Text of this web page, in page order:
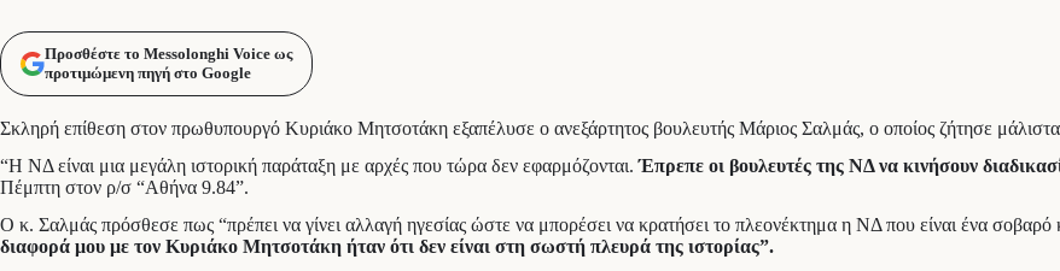
Προσθέστε το Messolonghi Voice ως
προτιμώμενη πηγή στο Google
Σκληρή επίθεση στον πρωθυπουργό Κυριάκο Μητσοτάκη εξαπέλυσε ο ανεξάρτητος βουλευτής Μάριος Σαλμάς, ο οποίος ζήτησε μάλιστα
“Η ΝΔ είναι μια μεγάλη ιστορική παράταξη με αρχές που τώρα δεν εφαρμόζονται.Έπρεπε οι βουλευτές της ΝΔ να κινήσουν
Πέμπτη στον ρ/σ “Αθήνα 9.84”.
Ο κ. Σαλμάς πρόσθεσε πως “πρέπει να γίνει αλλαγή ηγεσίας ώστε να μπορέσει να κρατήσει το πλεονέκτημα η ΝΔ που είναι ένα
διαφορά μου με τον Κυριάκο Μητσοτάκη ήταν ότι δεν είναι στη σωστή πλευρά της ιστορίας”.